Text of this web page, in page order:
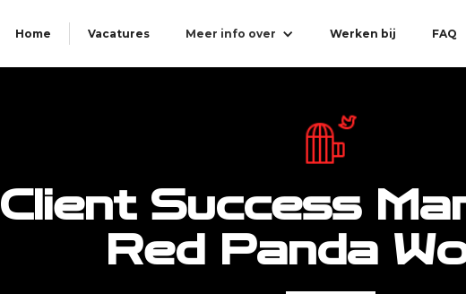
Home Vacatures Meer info over Werken bij FAQ
Client Success
Red Panda